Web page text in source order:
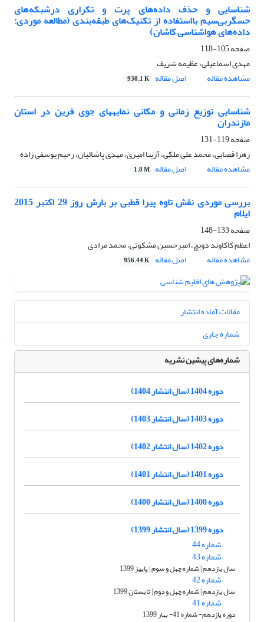
شناسایی و حذف داده‌های پرت و تکراری درشبکه‌های
حسگربی‌سیم با‌استفاده از تکنیک‌های طبقه‌بندی (مطالعه موردی:
داده‌های هواشناسی کاشان)
صفحه105-118
مهدی اسماعیلی، عظیمه شریف
مشاهده مقاله
اصل مقاله 930.1 K
شناسایی توزیع زمانی و مکانی نمایه‏های جوی فرین در استان
مازندران
صفحه119-131
زهرا قصابی، محمد علی ملکی، آزیتا امیری، مهدی پاشائیان، رحیم یوسفی زاده
مشاهده مقاله
اصل مقاله 1.8 M
بررسی موردی نقش تاوه پیرا قطبی بر بارش روز 29 اکتبر 2015
ایلام
صفحه133-148
اعظم کاکاوند دویچ، امیرحسین مشکوتی، محمد مرادی
مشاهده مقاله
اصل مقاله 956.44 K
مقالات آماده انتشار
شماره جاری
شماره‌های پیشین نشریه
دوره 1404 (سال انتشار 1404)
دوره 1403 (سال انتشار 1403)
دوره 1402 (سال انتشار 1402)
دوره 1401 (سال انتشار 1401)
دوره 1400 (سال انتشار 1400)
دوره 1399 (سال انتشار 1399)
شماره 44
شماره 43
سال یازدهم | شماره چهل و سوم | پاییز 1399
شماره 42
سال یازدهم | شماره چهل و دوم | تابستان 1399
شماره 41
دوره یازدهم- شماره 41- بهار 1399